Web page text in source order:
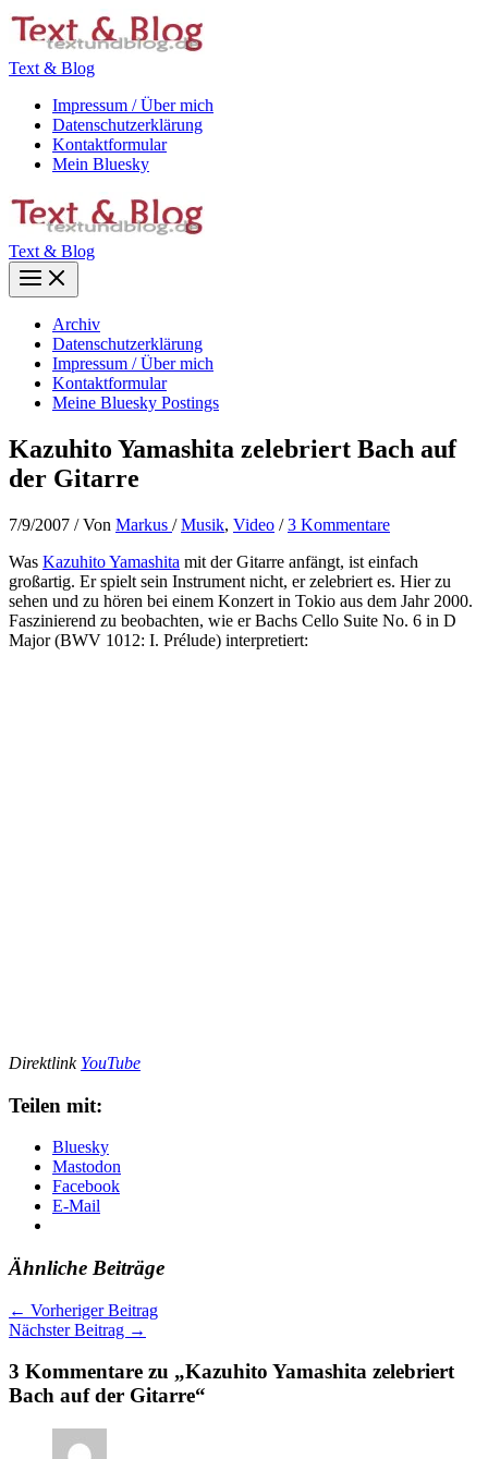
Zum
Inhalt
Text & Blog
Impressum / Über mich
Datenschutzerklärung
Kontaktformular
Mein Bluesky
Text & Blog
Main
Menu
Archiv
Datenschutzerklärung
Impressum / Über mich
Kontaktformular
Meine Bluesky Postings
Kazuhito Yamashita zelebriert Bach auf
der Gitarre
7/9/2007 / Von Markus /Musik, Video /3 Kommentare
Was Kazuhito Yamashita mit der Gitarre anfängt, ist einfach
großartig. Er spielt sein Instrument nicht, er zelebriert es. Hier zu
sehen und zu hören bei einem Konzert in Tokio aus dem Jahr 2000.
Faszinierend zu beobachten, wie er Bachs Cello Suite No. 6 in D
Major (BWV 1012: I. Prélude) interpretiert:
Direktlink YouTube
Teilen mit:
Bluesky
Mastodon
Facebook
E-Mail
Ähnliche Beiträge
← Vorheriger Beitrag
Nächster Beitrag →
3 Kommentare zu „Kazuhito Yamashita zelebriert
Bach auf der Gitarre“